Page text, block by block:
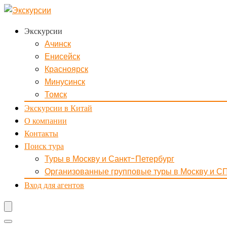
Экскурсии
Ачинск
Енисейск
Красноярск
Минусинск
Томск
Экскурсии в Китай
О компании
Контакты
Поиск тура
Туры в Москву и Санкт-Петербург
Организованные групповые туры в Москву и
Вход для агентов